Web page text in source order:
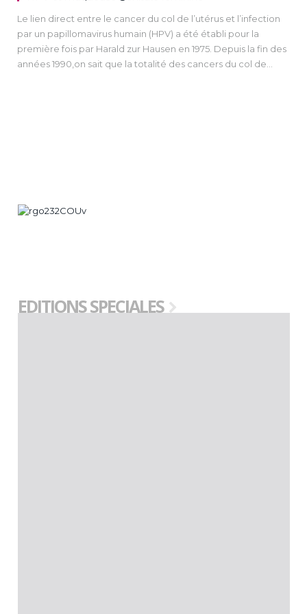
Le lien direct entre le cancer du col de l’utérus et l’infection
par un papillomavirus humain (HPV) a été établi pour la
première fois par Harald zur Hausen en 1975. Depuis la fin des
années 1990,on sait que la totalité des cancers du col de
EDITIONS SPECIALES